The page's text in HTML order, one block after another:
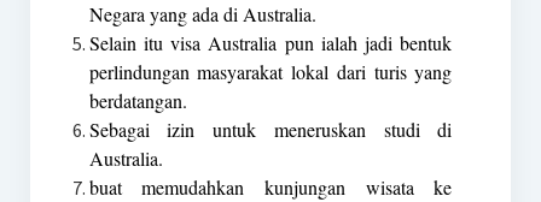
Negara yang ada di Australia.
Selain itu visa Australia pun ialah jadi bentuk
perlindungan masyarakat lokal dari turis yang
berdatangan.
Sebagai izin untuk meneruskan studi di
Australia.
buat memudahkan kunjungan wisata ke